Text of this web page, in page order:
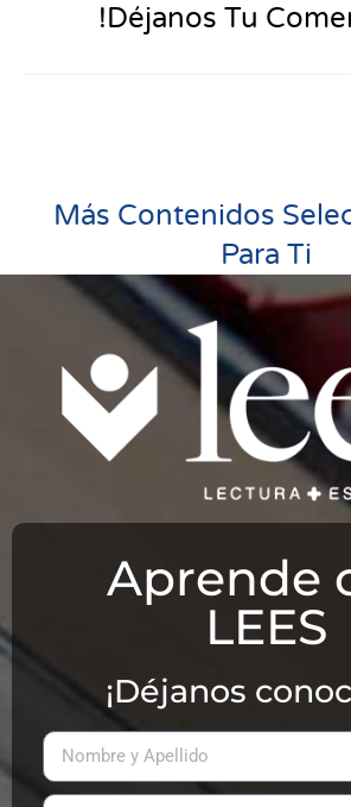
!Déjanos Tu
Más Contenidos
Para Ti
Aprende
LEES
¡Déjanos